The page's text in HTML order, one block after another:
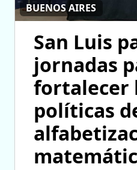
BUENOS AIRES
San Luis
jornadas
fortalecer
políticas